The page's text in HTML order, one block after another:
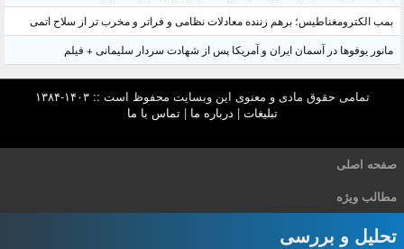
بمب الکترومغناطیس؛ برهم زننده معادلات نظامی و فراتر و مخرب تر از سلاح اتمی
مانور یوفوها در آسمان ایران و آمریکا پس از شهادت سردار سلیمانی + فیلم
تمامی حقوق مادی و معنوی این وبسایت محفوظ است :: ۱۴۰۳-۱۳۸۴
تبلیغات | درباره ما |تماس با ما
صفحه اصلی
مطالب ویژه
تحلیل و بررسی